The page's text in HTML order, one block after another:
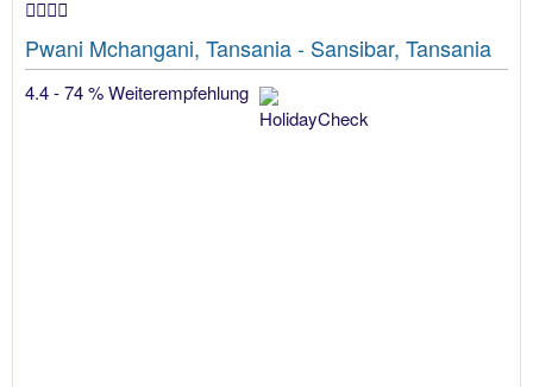
Pwani Mchangani, Tansania - Sansibar, Tansania
4.4 - 74 % Weiterempfehlung